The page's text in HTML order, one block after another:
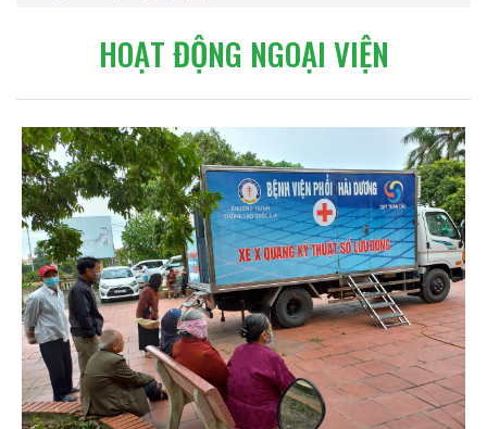
HOẠT ĐỘNG NGOẠI VIỆN